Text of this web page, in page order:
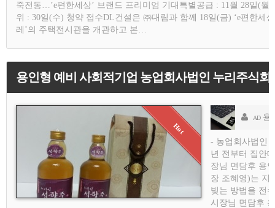
죽전동…’e편한세상’ 브랜드 프리미엄 기대특별공급 : 11월 28일(월
위 : 30일(수) 청약 접수DL건설은 ㈜대림과 함께 18일(금) ‘e편한세
레’의 주택전시관을 개관하고 본…
용인형 예비 사회적기업 농업회사법인 누리주식
AD 용
- 농업회사법인
년 전부터 집안
장님 면담후 용
장 조혜영)는 지
빚는 방법을 전
시장님 면담후